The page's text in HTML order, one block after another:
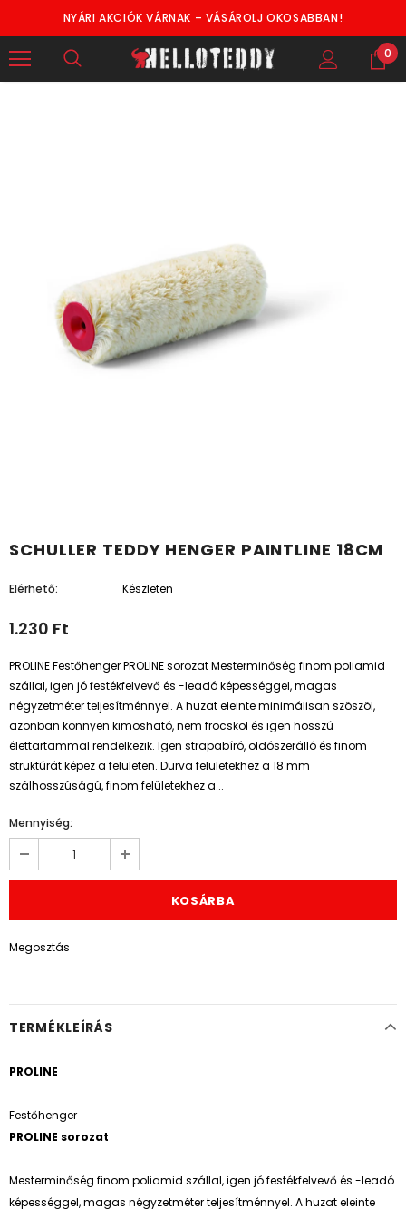
NYÁRI AKCIÓK VÁRNAK – VÁSÁROLJ OKOSABBAN!
0
SCHULLER TEDDY HENGER PAINTLINE 18CM
Elérhető: Készleten
1.230 Ft
PROLINE Festőhenger PROLINE sorozat Mesterminőség finom poliamid
szállal, igen jó festékfelvevő és -leadó képességgel, magas
négyzetméter teljesítménnyel. A huzat eleinte minimálisan szöszöl,
azonban könnyen kimosható, nem fröcsköl és igen hosszú
élettartammal rendelkezik. Igen strapabíró, oldószerálló és finom
struktúrát képez a felületen. Durva felületekhez a 18 mm
szálhosszúságú, finom felületekhez a...
Mennyiség:
Megosztás
TERMÉKLEÍRÁS
PROLINE
Festőhenger
PROLINE sorozat
Mesterminőség finom poliamid szállal, igen jó festékfelvevő és -leadó
képességgel, magas négyzetméter teljesítménnyel. A huzat eleinte